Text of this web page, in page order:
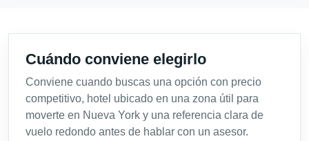
Cuándo conviene elegirlo
Conviene cuando buscas una opción con precio
competitivo, hotel ubicado en una zona útil para
moverte en Nueva York y una referencia clara de
vuelo redondo antes de hablar con un asesor.